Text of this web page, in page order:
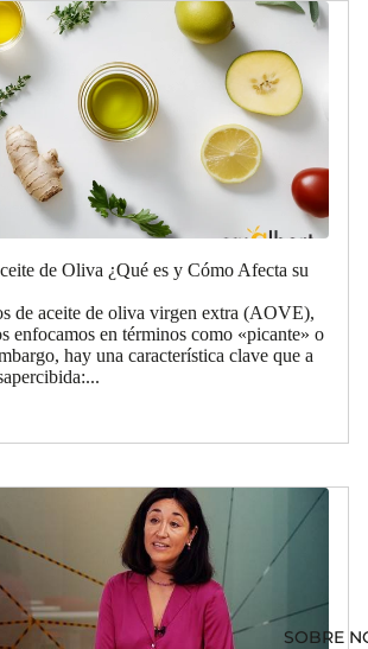
SOBRE
de Oliva ¿Qué es y Cómo Afecta su
de aceite de oliva virgen extra (AOVE),
enfocamos en términos como «picante» o
hay una característica clave que a